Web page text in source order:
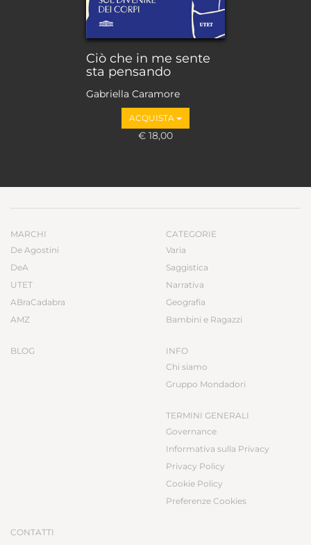
Ciò che in me sente
sta pensando
Gabriella Caramore
ACQUISTA
€ 18,00
MARCHI
De Agostini
DeA
UTET
ABraCadabra
AMZ
BLOG
CATEGORIE
Varia
Saggistica
Narrativa
Geografia
Bambini e Ragazzi
INFO
Chi siamo
Gruppo Mondadori
TERMINI GENERALI
Governance
Informativa sulla Privacy
Privacy Policy
Cookie Policy
Preferenze Cookies
CONTATTI